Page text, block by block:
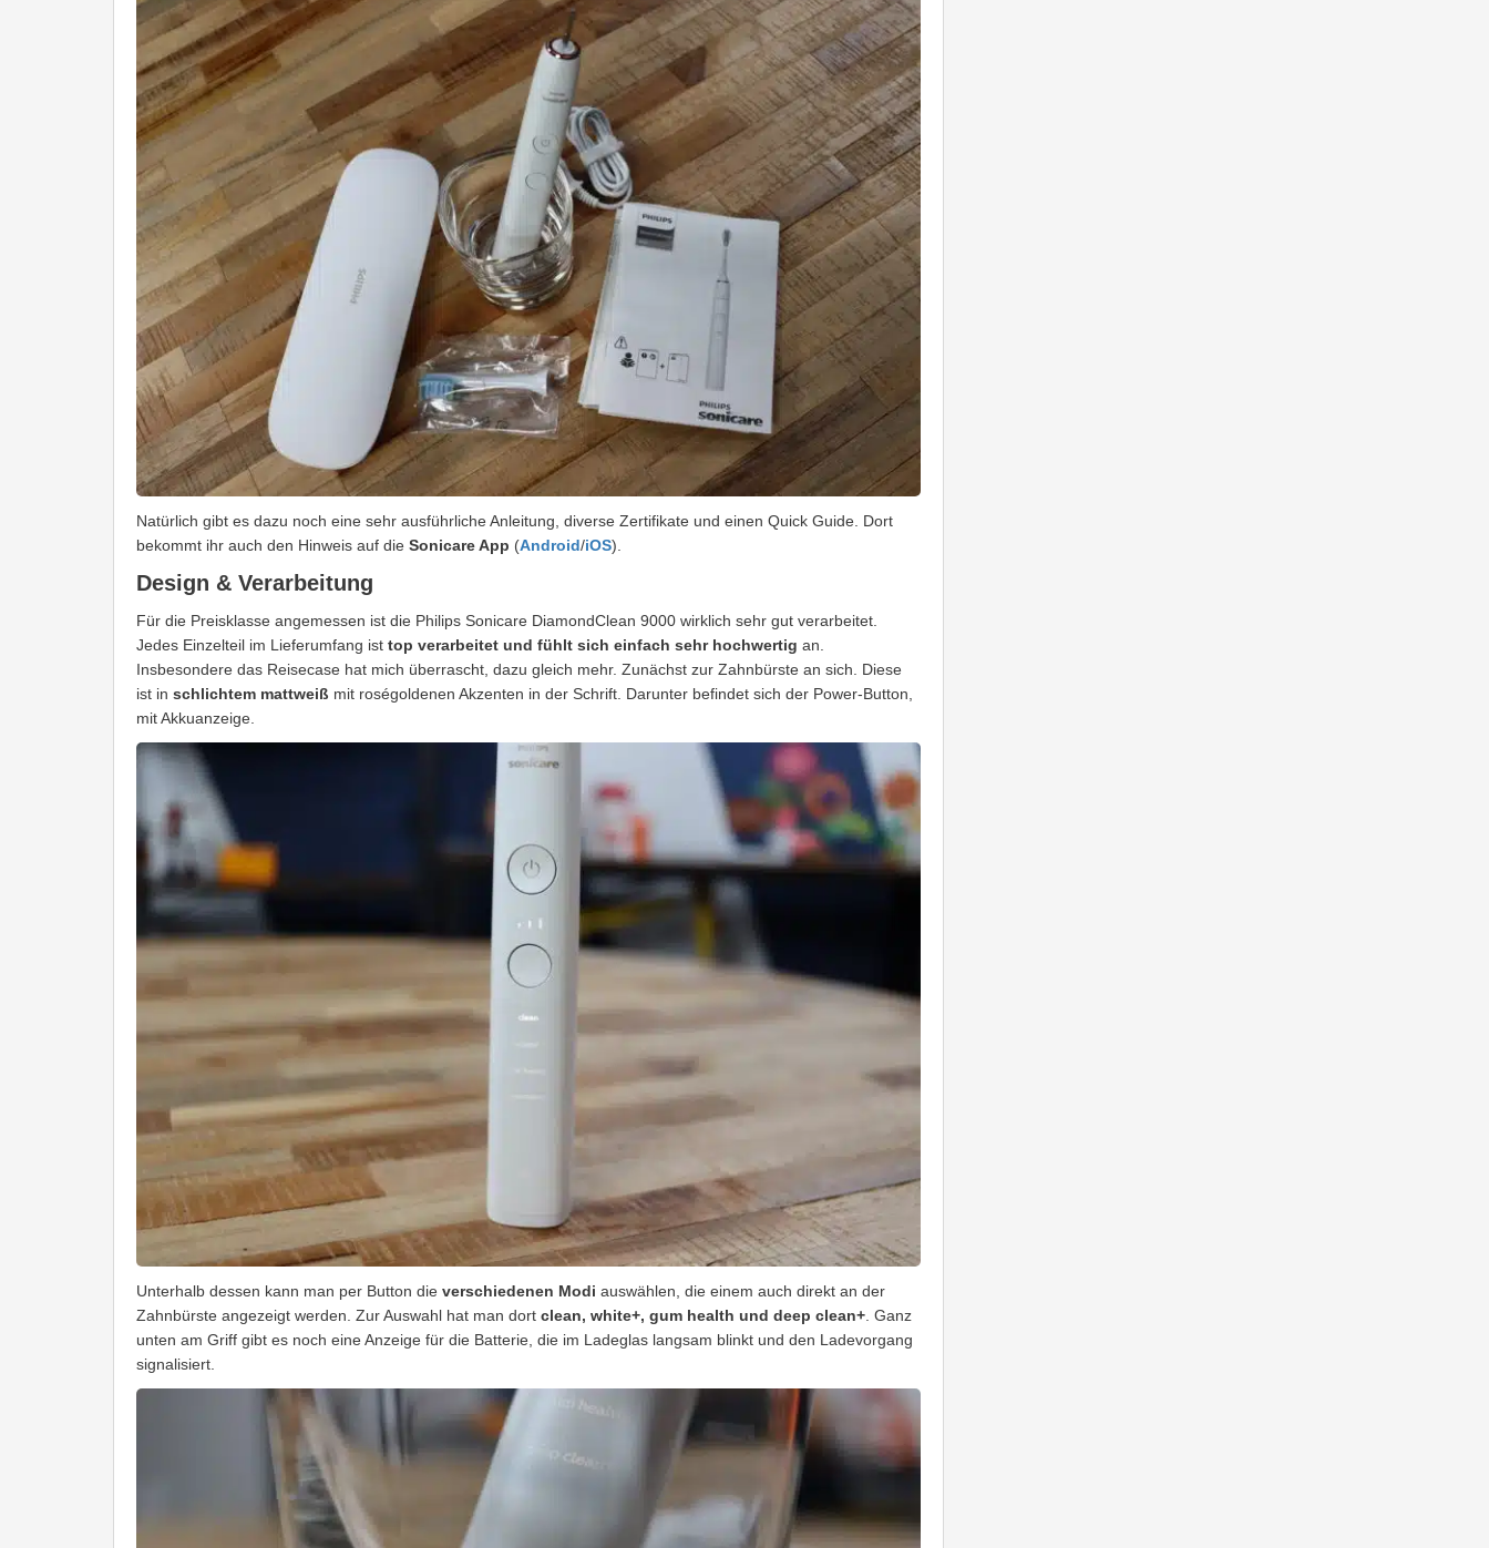
Natürlich gibt es dazu noch eine sehr ausführliche Anleitung, diverse Zertifikate und einen Quick Guide. Dort
bekommt ihr auch den Hinweis auf die Sonicare App (Android/iOS).
Design & Verarbeitung
Für die Preisklasse angemessen ist die Philips Sonicare DiamondClean 9000 wirklich sehr gut verarbeitet.
Jedes Einzelteil im Lieferumfang ist top verarbeitet und fühlt sich einfach sehr hochwertig an.
Insbesondere das Reisecase hat mich überrascht, dazu gleich mehr. Zunächst zur Zahnbürste an sich. Diese
ist in schlichtem mattweiß mit roségoldenen Akzenten in der Schrift. Darunter befindet sich der Power-Button,
mit Akkuanzeige.
Unterhalb dessen kann man per Button die verschiedenen Modi auswählen, die einem auch direkt an der
Zahnbürste angezeigt werden. Zur Auswahl hat man dort clean, white+, gum health und deep clean+ . Ganz
unten am Griff gibt es noch eine Anzeige für die Batterie, die im Ladeglas langsam blinkt und den Ladevorgang
signalisiert.